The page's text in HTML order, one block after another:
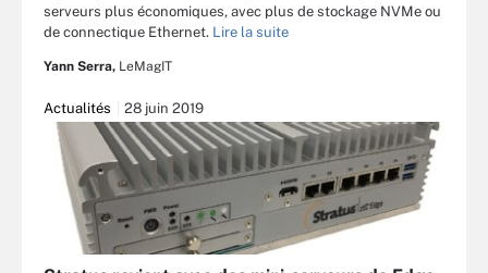
serveurs plus économiques, avec plus de stockage NVMe ou
de connectique Ethernet. Lire la suite
Yann Serra, LeMagIT
Actualités 28 juin 2019